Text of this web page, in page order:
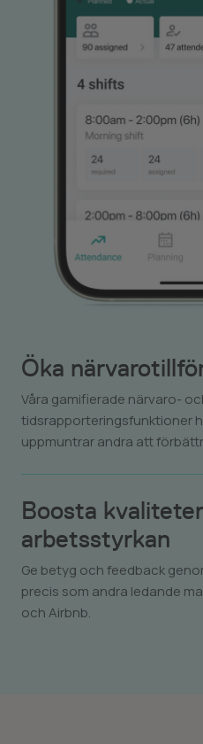
Öka
Våra gamifierade närvaro-
tidsrapporteringsfunktioner
uppmuntrar andra att
Boosta
arbetsstyrkan
Ge betyg och feedback
precis som andra ledande
och Airbnb.